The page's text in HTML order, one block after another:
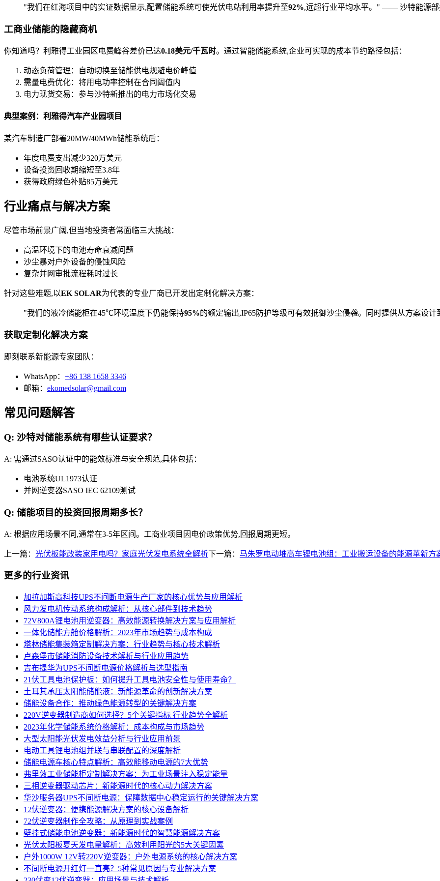
"我们在红海项目中的实证数据显示,配置储能系统可使光伏电站利用率提升至92%,远超行业平均水平。" —— 沙特能源部
工商业储能的隐藏商机
你知道吗？利雅得工业园区电费峰谷差价已达0.18美元/千瓦时。通过智能储能系统,企业可实现的成本节约路径包括：
动态负荷管理：自动切换至储能供电规避电价峰值
需量电费优化：将用电功率控制在合同阈值内
电力现货交易：参与沙特新推出的电力市场化交易
典型案例：利雅得汽车产业园项目
某汽车制造厂部署20MW/40MWh储能系统后：
年度电费支出减少320万美元
设备投资回收期缩短至3.8年
获得政府绿色补贴85万美元
行业痛点与解决方案
尽管市场前景广阔,但当地投资者常面临三大挑战：
高温环境下的电池寿命衰减问题
沙尘暴对户外设备的侵蚀风险
复杂并网审批流程耗时过长
针对这些难题,以EK SOLAR为代表的专业厂商已开发出定制化解决方案：
"我们的液冷储能柜在45℃环境温度下仍能保持95%的额定输出,IP65防护等级可有效抵御沙尘侵袭。同时提供从方案设
获取定制化解决方案
即刻联系新能源专家团队：
WhatsApp： +86 138 1658 3346
邮箱： ekomedsolar@gmail.com
常见问题解答
Q: 沙特对储能系统有哪些认证要求？
A: 需通过SASO认证中的能效标准与安全规范,具体包括：
电池系统UL1973认证
并网逆变器SASO IEC 62109测试
Q: 储能项目的投资回报周期多长？
A: 根据应用场景不同,通常在3-5年区间。工商业项目因电价政策优势,回报周期更短。
上一篇： 光伏板能改装家用电吗？家庭光伏发电系统全解析下一篇： 马朱罗电动堆高车锂电池组：工业搬运设备的能源革新方
更多的行业资讯
加拉加斯高科技UPS不间断电源生产厂家的核心优势与应用解析
风力发电机传动系统构成解析：从核心部件到技术趋势
72V800A锂电池用逆变器：高效能源转换解决方案与应用解析
一体化储能方舱价格解析：2023年市场趋势与成本构成
塔林储能集装箱定制解决方案：行业趋势与核心技术解析
卢森堡市储能消防设备技术解析与行业应用趋势
吉布提华为UPS不间断电源价格解析与选型指南
21伏工具电池保护板：如何提升工具电池安全性与使用寿命？
土耳其承压太阳能储能液：新能源革命的创新解决方案
储能设备合作：推动绿色能源转型的关键解决方案
220V逆变器制造商如何选择？5个关键指标 行业趋势全解析
2023年化学储能系统价格解析：成本构成与市场趋势
大型太阳能光伏发电效益分析与行业应用前景
电动工具锂电池组并联与串联配置的深度解析
储能电源车核心特点解析：高效能移动电源的7大优势
弗里敦工业储能柜定制解决方案：为工业场景注入稳定能量
三相逆变器驱动芯片：新能源时代的核心动力解决方案
华沙服务器UPS不间断电源：保障数据中心稳定运行的关键解决方案
12伏逆变器：便携能源解决方案的核心设备解析
72伏逆变器制作全攻略：从原理到实战案例
壁挂式储能电池逆变器：新能源时代的智慧能源解决方案
光伏太阳板夏天发电量解析：高效利用阳光的5大关键因素
户外1000W 12V转220V逆变器：户外电源系统的核心解决方案
不间断电源开红灯一直亮？5种常见原因与专业解决方案